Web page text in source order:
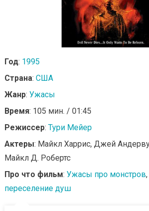
Год: 1995
Страна: США
Жанр: Ужасы
Время: 105 мин. / 01:45
Режиссер: Тури Мейер
Актеры: Майкл Харрис, Джей
Майкл Д. Робертс
Про что фильм: Ужасы про монстров,
переселение душ